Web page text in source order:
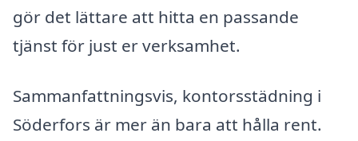
gör det lättare att hitta en passande
tjänst för just er verksamhet.
Sammanfattningsvis, kontorsstädning i
Söderfors är mer än bara att hålla rent.